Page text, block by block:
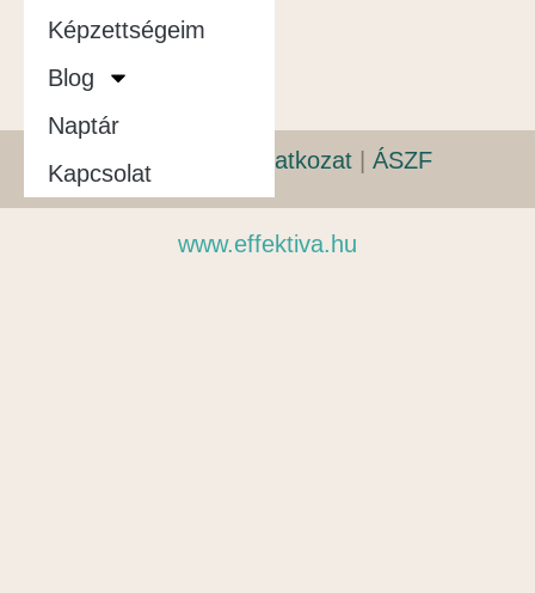
Képzettségeim
Blog
Naptár
KapcsolatAdatvédelmi nyilatkozat ÁSZF
www.effektiva.hu